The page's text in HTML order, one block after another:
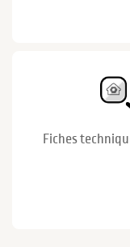
Fiches